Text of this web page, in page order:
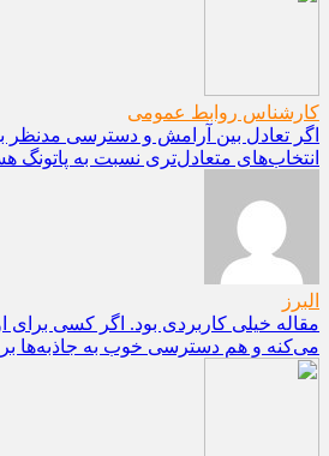
کارشناس روابط عمومی
اگر تعادل بین آرامش و دسترسی مدنظر
انتخاب‌های متعادل‌تری نسبت به
البرز
مقاله خیلی کاربردی بود. اگر کسی برای
می‌کنه و هم دسترسی خوب به جاذبه‌ها